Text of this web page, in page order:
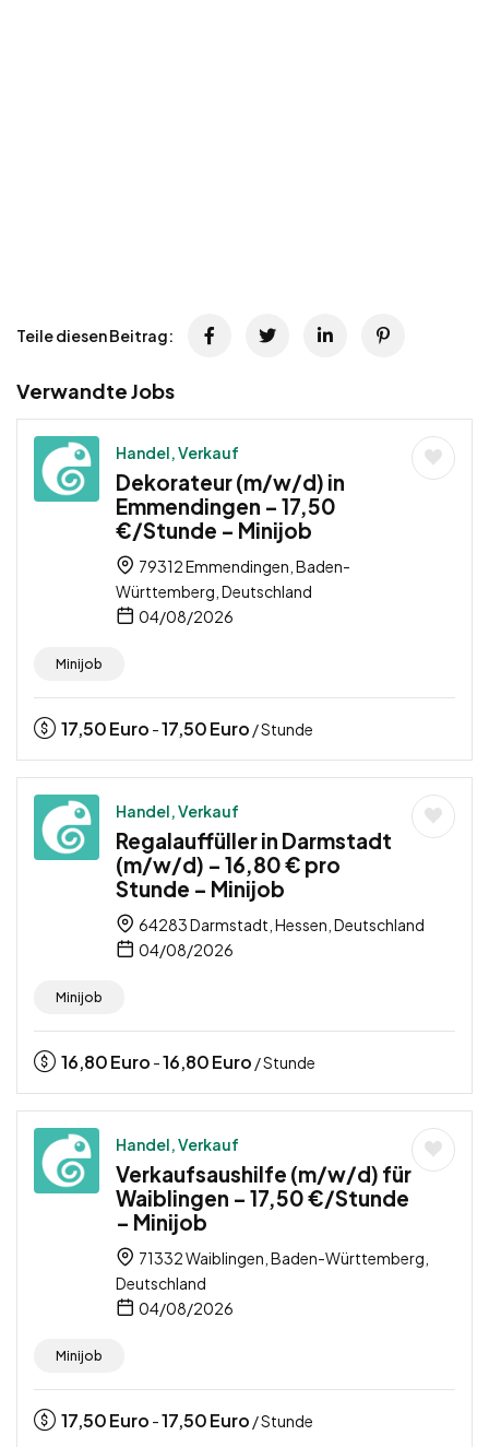
Teile diesen Beitrag:
Verwandte Jobs
Handel, Verkauf
Dekorateur (m/w/d) in
Emmendingen – 17,50
€/Stunde – Minijob
79312 Emmendingen, Baden-
Württemberg, Deutschland
04/08/2026
Minijob
17,50Euro -17,50Euro / Stunde
Handel, Verkauf
Regalauffüller in Darmstadt
(m/w/d) – 16,80 € pro
Stunde – Minijob
64283 Darmstadt, Hessen, Deutschland
04/08/2026
Minijob
16,80Euro -16,80Euro / Stunde
Handel, Verkauf
Verkaufsaushilfe (m/w/d) für
Waiblingen – 17,50 €/Stunde
– Minijob
71332 Waiblingen, Baden-Württemberg,
Deutschland
04/08/2026
Minijob
17,50Euro -17,50Euro / Stunde